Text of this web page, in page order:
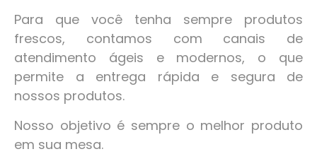
Para que você tenha sempre produtos
frescos, contamos com canais de
atendimento ágeis e modernos, o que
permite a entrega rápida e segura de
nossos produtos.
Nosso objetivo é sempre o melhor produto
em sua mesa.